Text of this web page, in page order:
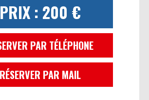
PRIX : 200 €
PAR TÉLÉPHONE
RÉSERVER PAR MAIL